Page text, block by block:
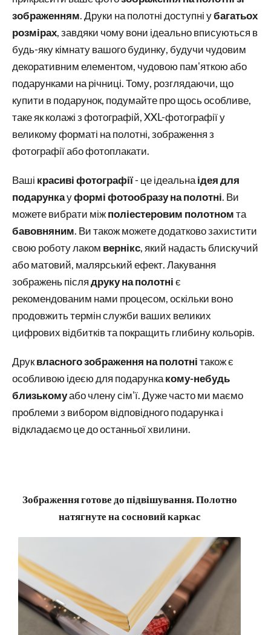
зображенням. Друки на полотні доступні убагатьох
розмірах, завдяки чому вони ідеально вписуються в
будь-яку кімнату вашого будинку, будучи чудовим
декоративним елементом, чудовою пам'яткою або
подарунками на річниці. Тому, розглядаючи, що
купити в подарунок, подумайте про щось особливе,
таке як колажі з фотографій, XXL-фотографії у
великому форматі на полотні, зображення з
фотографії або фотоплакати.
Ваші красиві фотографії- це ідеальнаідея для
подарункауформі фотообразу на полотні. Ви
можете вибрати міжполіестеровим полотномта
бавовняним. Ви також можете додатково захистити
свою роботу лаком вернікс, який надасть блискучий
або матовий, малярський ефект. Лакування
зображень післядруку на полотніє
рекомендованим нами процесом, оскільки воно
продовжить термін служби ваших великих
цифрових відбитків та покращить глибину кольорів.
Друквласного зображення на полотнітакож є
особливою ідеєю для подарункакому-небудь
близькомуабо члену сім'ї. Дуже часто ми маємо
проблеми з вибором відповідного подарунка і
відкладаємо це до останньої хвилини.
Зображення готове до підвішування. Полотно
натягнуте на сосновий каркас